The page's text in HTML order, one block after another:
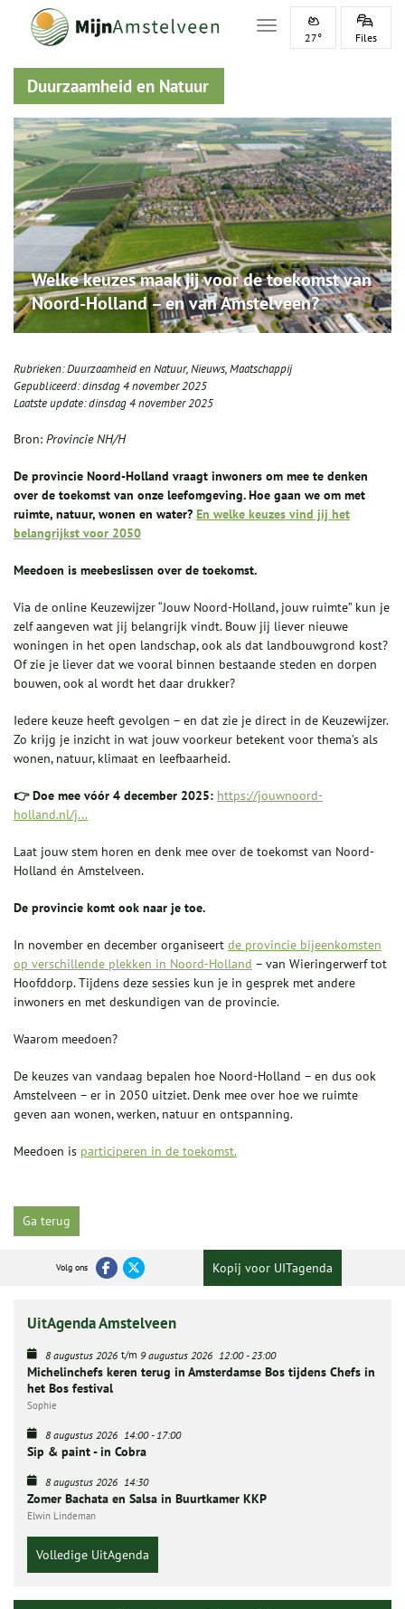
Toggle navigation
27° Files
Duurzaamheid en Natuur
Welke keuzes maak jij voor de toekomst van
Noord-Holland – en van Amstelveen?
Rubrieken:Duurzaamheid en Natuur,Nieuws,Maatschappij
Gepubliceerd:dinsdag 4 november 2025
Laatste update:dinsdag 4 november 2025
Bron: Provincie NH/H
De provincie Noord-Holland vraagt inwoners om mee te denken
over de toekomst van onze leefomgeving. Hoe gaan we om met
ruimte, natuur, wonen en water? En welke keuzes vind jij het
belangrijkst voor 2050
Meedoen is meebeslissen over de toekomst.
Via de online Keuzewijzer “Jouw Noord-Holland, jouw ruimte” kun je
zelf aangeven wat jij belangrijk vindt. Bouw jij liever nieuwe
woningen in het open landschap, ook als dat landbouwgrond kost?
Of zie je liever dat we vooral binnen bestaande steden en dorpen
bouwen, ook al wordt het daar drukker?
Iedere keuze heeft gevolgen – en dat zie je direct in de Keuzewijzer.
Zo krijg je inzicht in wat jouw voorkeur betekent voor thema’s als
wonen, natuur, klimaat en leefbaarheid.
👉 Doe mee vóór 4 december 2025: https://jouwnoord-
holland.nl/j...
Laat jouw stem horen en denk mee over de toekomst van Noord-
Holland én Amstelveen.
De provincie komt ook naar je toe.
In november en december organiseert de provincie bijeenkomsten
op verschillende plekken in Noord-Holland – van Wieringerwerf tot
Hoofddorp. Tijdens deze sessies kun je in gesprek met andere
inwoners en met deskundigen van de provincie.
Waarom meedoen?
De keuzes van vandaag bepalen hoe Noord-Holland – en dus ook
Amstelveen – er in 2050 uitziet. Denk mee over hoe we ruimte
geven aan wonen, werken, natuur en ontspanning.
Meedoen is participeren in de toekomst.
Ga terug
Volg ons Kopij voor UITagenda
UitAgenda Amstelveen
8 augustus 2026 t/m 9 augustus 2026 12:00-23:00
Michelinchefs keren terug in Amsterdamse Bos tijdens Chefs in
het Bos festival
Sophie
8 augustus 2026 14:00-17:00
Sip & paint - in Cobra
8 augustus 2026 14:30
Zomer Bachata en Salsa in Buurtkamer KKP
Elwin Lindeman
Volledige UitAgenda